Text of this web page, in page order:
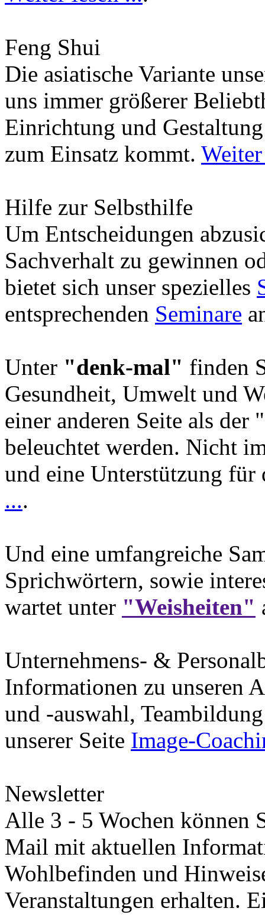
Feng Shui
Die asiatische Variante
uns immer größerer
Einrichtung und
zum Einsatz kommt.
Hilfe zur Selbsthilfe
Um Entscheidungen
Sachverhalt zu gewinnen
bietet sich unser spezielles
entsprechenden Seminare
Unter "denk-mal" finden
Gesundheit, Umwelt und
einer anderen Seite als
beleuchtet werden. Nicht
und eine Unterstützung
....
Und eine umfangreiche
Sprichwörtern, sowie
wartet unter "Weisheiten"
Unternehmens- &
Informationen zu unseren
und -auswahl,
unserer Seite Image-
Newsletter
Alle 3 - 5 Wochen können
Mail mit aktuellen
Wohlbefinden und
Veranstaltungen erhalten.